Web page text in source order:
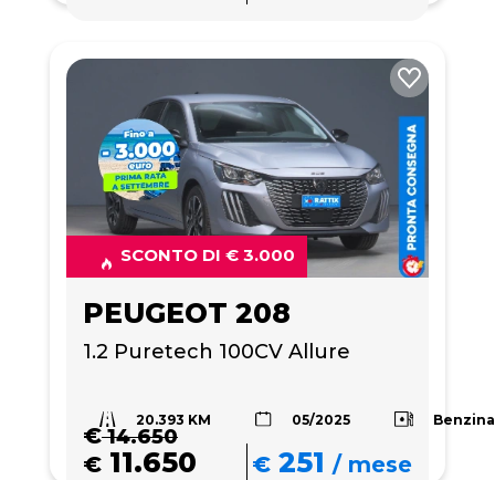
SCONTO DI € 3.000
PEUGEOT 208
1.2 Puretech 100CV Allure
20.393 KM 05/2025 Benzina
€14.650
€ 11.650 € 251 /mese